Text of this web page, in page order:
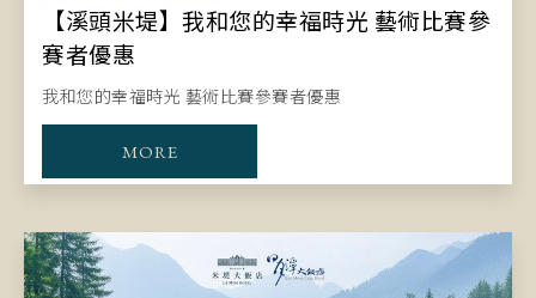
【溪頭米堤】我和您的幸福時光 藝術比賽參
賽者優惠
我和您的幸福時光 藝術比賽參賽者優惠
MORE